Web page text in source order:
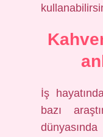
İş
bazı